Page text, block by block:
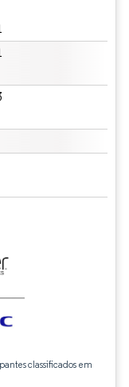
classificados em